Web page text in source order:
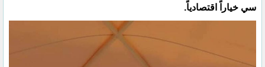
سي خياراً اقتصادياً.